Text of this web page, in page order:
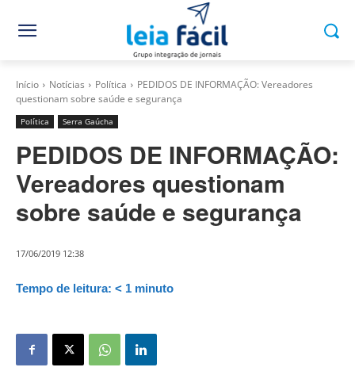
Início Notícias Política
PEDIDOS DE INFORMAÇÃO: Vereadores
questionam sobre saúde e segurança
Política Serra Gaúcha
PEDIDOS DE INFORMAÇÃO:
Vereadores questionam
sobre saúde e segurança
17/06/2019 12:38
Tempo de leitura: < 1 minuto